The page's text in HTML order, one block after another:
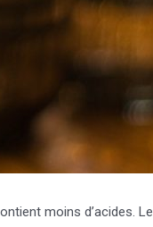
moins d’acides.